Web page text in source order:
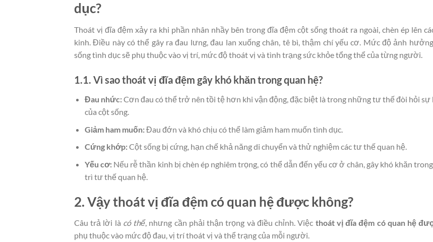
dục?
Thoát vị đĩa đệm xảy ra khi phần nhân nhầy bên trong đĩa đệm cột sống thoát ra ngoài, chèn ép lên
kinh. Điều này có thể gây ra đau lưng, đau lan xuống chân, tê bì, thậm chí yếu cơ. Mức độ ảnh
sống tình dục sẽ phụ thuộc vào vị trí, mức độ thoát vị và tình trạng sức khỏe tổng thể của từng người.
1.1. Vì sao thoát vị đĩa đệm gây khó khăn trong quan hệ?
Đau nhức:Cơn đau có thể trở nên tồi tệ hơn khi vận động, đặc biệt là trong những tư thế đòi hỏi
của cột sống.
Giảm ham muốn:Đau đớn và khó chịu có thể làm giảm ham muốn tình dục.
Cứng khớp:Cột sống bị cứng, hạn chế khả năng di chuyển và thử nghiệm các tư thế quan hệ.
Yếu cơ:Nếu rễ thần kinh bị chèn ép nghiêm trọng, có thể dẫn đến yếu cơ ở chân, gây khó khăn
trì tư thế quan hệ.
2. Vậy thoát vị đĩa đệm có quan hệ được không?
Câu trả lời là có thể, nhưng cần phải thận trọng và điều chỉnh. Việc thoát vị đĩa đệm có quan hệ
phụ thuộc vào mức độ đau, vị trí thoát vị và thể trạng của mỗi người.